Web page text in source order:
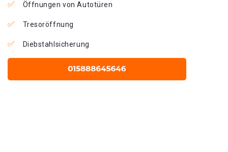
Öffnungen von Autotüren
Tresoröffnung
Diebstahlsicherung